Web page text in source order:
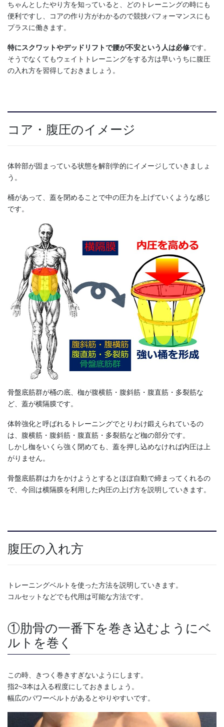
ちゃんとしたやり方を知っていると、どのトレーニングの時にも
便利ですし、コアの作り方がわかるので競技パフォーマンスにも
プラスに働きます。
特にスクワットやデッドリフトで腰が不安という人は必修です。
そうでなくてもウェイトトレーニングをする方は早いうちに腹圧
の入れ方を習得しておきましょう。
コア・腹圧のイメージ
体幹部が固まっている状態を解剖学的にイメージしていきましょ
う。
桶があって、蓋を閉めることで中の圧力を上げていくような感じ
です。
骨盤底筋群が桶の底、枷が腹横筋・腹斜筋・腹直筋・多裂筋な
ど、蓋が横隔膜です。
体幹強化と呼ばれるトレーニングでとりわけ鍛えられているの
は、腹横筋・腹斜筋・腹直筋・多裂筋など枷の部分です。
しかし枷をいくら強く閉めても、蓋を押し込めなければ内圧は上
がりません。
骨盤底筋群は力をかけようとするとほぼ自動で締まってくれるの
で、今回は横隔膜を利用した内圧の上げ方を説明していきます。
腹圧の入れ方
トレーニングベルトを使った方法を説明していきます。
コルセットなどでも代用は可能な方法です。
①肋骨の一番下を巻き込むようにベ
ルトを巻く
この時、きつく巻きすぎないようにします。
指2~3本は入る程度にしておきましょう。
幅広のパワーベルトがあるとやりやすいです。